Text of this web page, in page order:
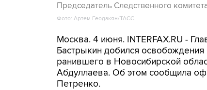
Председатель Следственного
Фото: Артем Геодакян/ТАСС
Москва. 4 июня. INTERFAX.RU -
Бастрыкин добился освобождения
ранившего в Новосибирской
Абдуллаева. Об этом сообщила
Петренко.